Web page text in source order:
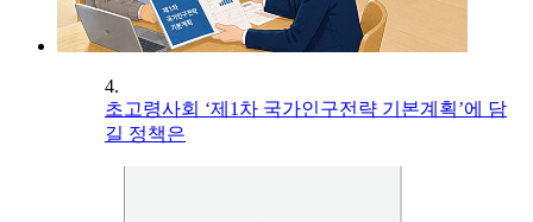
4.
초고령사회 ‘제1차 국가인구전략 기본계획’에 담
길 정책은